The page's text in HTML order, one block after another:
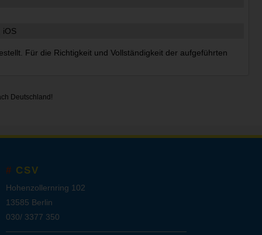
iOS
Für die Richtigkeit und Vollständigkeit der aufgeführten
Deutschland!
CSV
Hohenzollernring 102
13585 Berlin
030/ 3377 350